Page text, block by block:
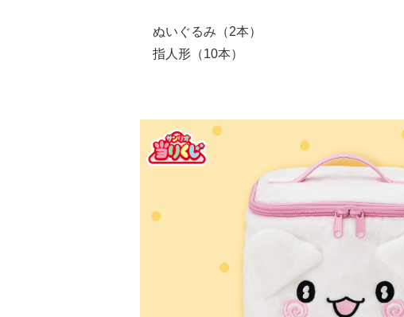
ぬいぐるみ（2本）
指人形（10本）